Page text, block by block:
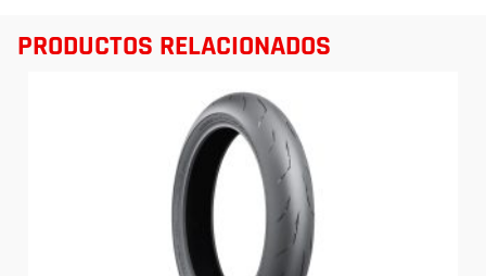
PRODUCTOS RELACIONADOS